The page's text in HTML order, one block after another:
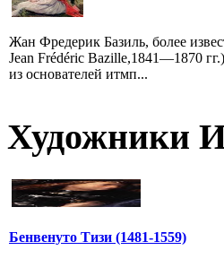
Жан Фредерик Базиль, более
Jean Frédéric Bazille,1841—1870
из основателей итмп...
Художники
Бенвенуто Тизи (1481-1559)